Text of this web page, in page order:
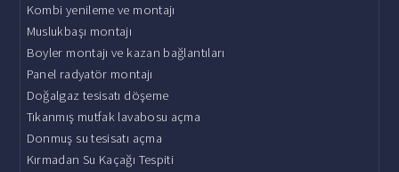
Kombi yenileme ve montajı
Muslukbaşı montajı
Boyler montajı ve kazan bağlantıları
Panel radyatör montajı
Doğalgaz tesisatı döşeme
Tıkanmış mutfak lavabosu açma
Donmuş su tesisatı açma
Kırmadan Su Kaçağı Tespiti